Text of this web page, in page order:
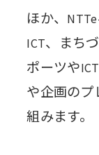
ほか、
ICT、まち
ポーツやICT
や企画のプ
組みます。